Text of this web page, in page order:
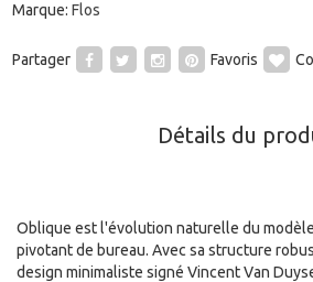
Marque: Flos
Partager Favoris
Détails du
Oblique est l'évolution naturelle du
pivotant de bureau. Avec sa structure
design minimaliste signé Vincent Van